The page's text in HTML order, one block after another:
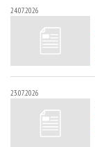
24.07.2026
23.07.2026